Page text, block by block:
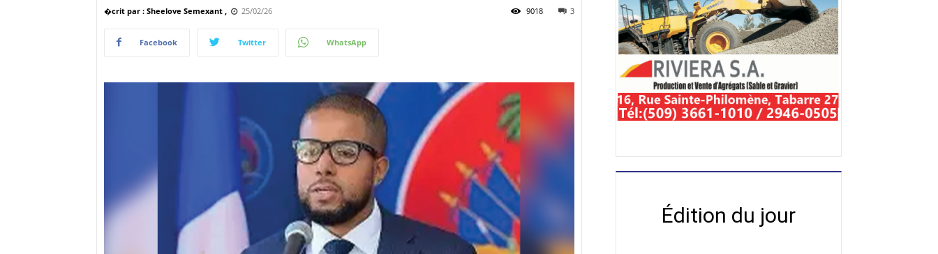
�crit par : Sheelove Semexant , 25/02/26 3
9018
Facebook Twitter WhatsApp
Édition du jour